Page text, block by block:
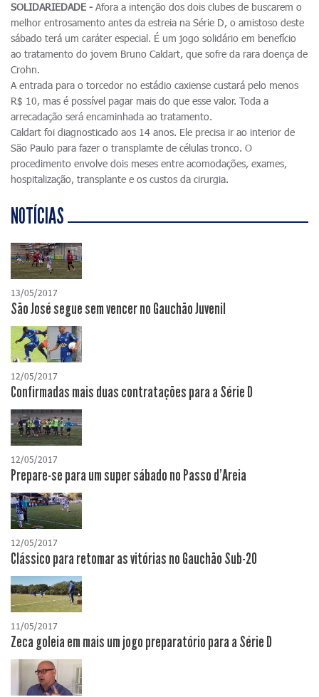
SOLIDARIEDADE - Afora a intenção dos dois clubes de buscarem o
melhor entrosamento antes da estreia na Série D, o amistoso deste
sábado terá um caráter especial. É um jogo solidário em benefício
ao tratamento do jovem Bruno Caldart, que sofre da rara doença de
Crohn.
A entrada para o torcedor no estádio caxiense custará pelo menos
R$ 10, mas é possível pagar mais do que esse valor. Toda a
arrecadação será encaminhada ao tratamento.
Caldart foi diagnosticado aos 14 anos. Ele precisa ir ao interior de
São Paulo para fazer o transplamte de células tronco. O
procedimento envolve dois meses entre acomodações, exames,
hospitalização, transplante e os custos da cirurgia.
NOTÍCIAS
13/05/2017
São José segue sem vencer no Gauchão Juvenil
12/05/2017
Confirmadas mais duas contratações para a Série D
12/05/2017
Prepare-se para um super sábado no Passo d'Areia
12/05/2017
Clássico para retomar as vitórias no Gauchão Sub-20
11/05/2017
Zeca goleia em mais um jogo preparatório para a Série D